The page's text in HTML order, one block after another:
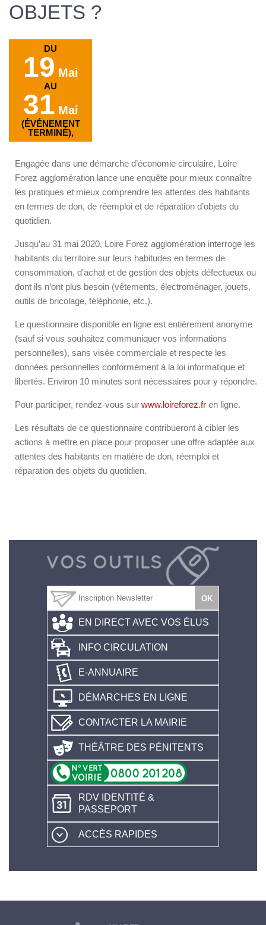
OBJETS ?
DU
19 Mai
AU
31 Mai
(ÉVÉNEMENT
TERMINÉ),
Engagée dans une démarche d’économie circulaire, Loire
Forez agglomération lance une enquête pour mieux connaître
les pratiques et mieux comprendre les attentes des habitants
en termes de don, de réemploi et de réparation d’objets du
quotidien.
Jusqu’au 31 mai 2020, Loire Forez agglomération interroge les
habitants du territoire sur leurs habitudes en termes de
consommation, d’achat et de gestion des objets défectueux ou
dont ils n’ont plus besoin (vêtements, électroménager, jouets,
outils de bricolage, téléphonie, etc.).
Le questionnaire disponible en ligne est entièrement anonyme
(sauf si vous souhaitez communiquer vos informations
personnelles), sans visée commerciale et respecte les
données personnelles conformément à la loi informatique et
libertés. Environ 10 minutes sont nécessaires pour y répondre.
Pour participer, rendez-vous sur www.loireforez.fr en ligne.
Les résultats de ce questionnaire contribueront à cibler les
actions à mettre en place pour proposer une offre adaptée aux
attentes des habitants en matière de don, réemploi et
réparation des objets du quotidien.
EN DIRECT AVEC VOS ÉLUS
INFO CIRCULATION
E-ANNUAIRE
DÉMARCHES EN LIGNE
CONTACTER LA MAIRIE
THÉÂTRE DES PÉNITENTS
RDV IDENTITÉ &
PASSEPORT
ACCÈS RAPIDES